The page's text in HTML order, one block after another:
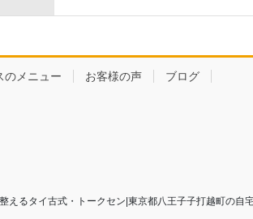
のメニュー お客様の声 ブログ
えるタイ古式・トークセン|東京都八王子子打越町の自